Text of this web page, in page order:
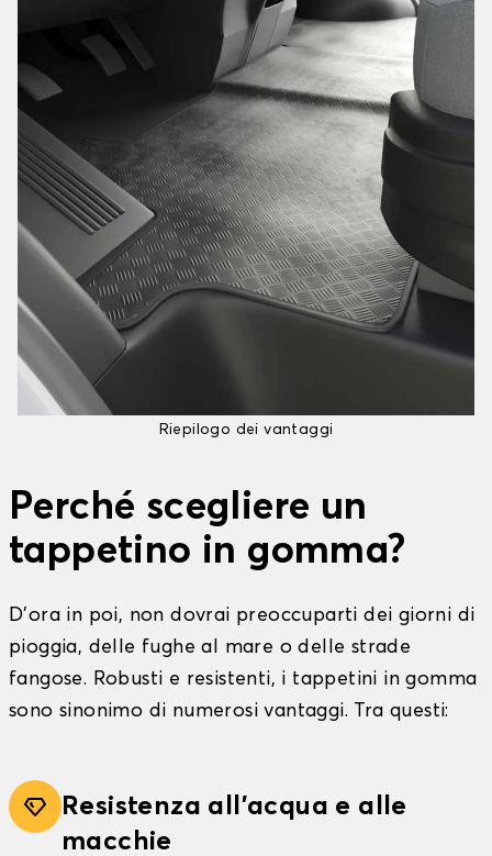
Riepilogo dei vantaggi
Perché scegliere un
tappetino in gomma?
D'ora in poi, non dovrai preoccuparti dei giorni di
pioggia, delle fughe al mare o delle strade
fangose. Robusti e resistenti, i tappetini in gomma
sono sinonimo di numerosi vantaggi. Tra questi:
Resistenza all'acqua e alle
macchie